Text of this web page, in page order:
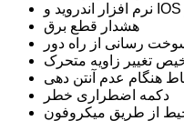
هشدار قطع برق
رسانی از راه دور
تغییر زاویه متحرک
هنگام عدم آنتن دهی
دکمه اضطراری خطر
از طریق میکروفون